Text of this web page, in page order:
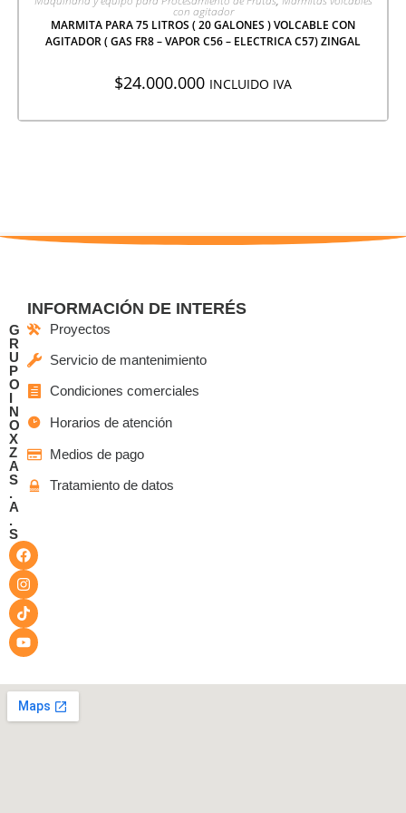
con agitador
MARMITA PARA 75 LITROS ( 20 GALONES ) VOLCABLE CON
AGITADOR ( GAS FR8 – VAPOR C56 – ELECTRICA C57) ZINGAL
$24.000.000 INCLUIDO IVA
G
R
U
P
O
I
N
O
X
Z
A
S
.
A
.
S
INFORMACIÓN DE INTERÉS
Proyectos
Servicio de mantenimiento
Condiciones comerciales
Horarios de atención
Medios de pago
Tratamiento de datos